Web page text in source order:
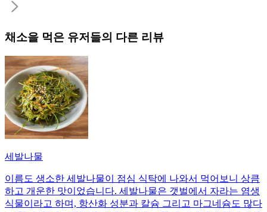
채소을 먹은 유저들의 다른 리뷰
세발나물
이름도 생소한 세발나물이 점심 식탁에 나와서 먹어보니 상큼
하고 개운한 맛이었습니다. 세발나물은 갯벌에서 자라는 염생
식물이라고 하며, 항산화 성분과 칼슘 그리고 마그네슘도 많다